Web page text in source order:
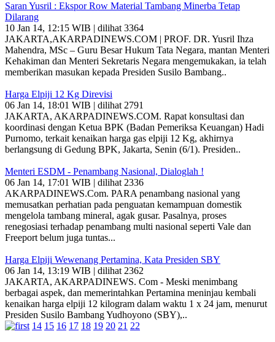
Saran Yusril : Ekspor Row Material Tambang Minerba Tetap
Dilarang
10 Jan 14, 12:15 WIB | dilihat 3364
JAKARTA,AKARPADINEWS.COM | PROF. DR. Yusril Ihza
Mahendra, MSc – Guru Besar Hukum Tata Negara, mantan Menteri
Kehakiman dan Menteri Sekretaris Negara mengemukakan, ia telah
memberikan masukan kepada Presiden Susilo Bambang..
Harga Elpiji 12 Kg Direvisi
06 Jan 14, 18:01 WIB | dilihat 2791
JAKARTA, AKARPADINEWS.COM. Rapat konsultasi dan
koordinasi dengan Ketua BPK (Badan Pemeriksa Keuangan) Hadi
Purnomo, terkait kenaikan harga gas elpiji 12 Kg, akhirnya
berlangsung di Gedung BPK, Jakarta, Senin (6/1). Presiden..
Menteri ESDM - Penambang Nasional, Dialoglah !
06 Jan 14, 17:01 WIB | dilihat 2336
AKARPADINEWS.Com. PARA penambang nasional yang
memusatkan perhatian pada penguatan kemampuan domestik
mengelola tambang mineral, agak gusar. Pasalnya, proses
renegosiasi terhadap penambang multi nasional seperti Vale dan
Freeport belum juga tuntas...
Harga Elpiji Wewenang Pertamina, Kata Presiden SBY
06 Jan 14, 13:19 WIB | dilihat 2362
JAKARTA, AKARPADINEWS. Com - Meski menimbang
berbagai aspek, dan memerintahkan Pertamina meninjau kembali
kenaikan harga elpiji 12 kilogram dalam waktu 1 x 24 jam, menurut
Presiden Susilo Bambang Yudhoyono (SBY),..
14 15 16 17 18 19 20 21 22